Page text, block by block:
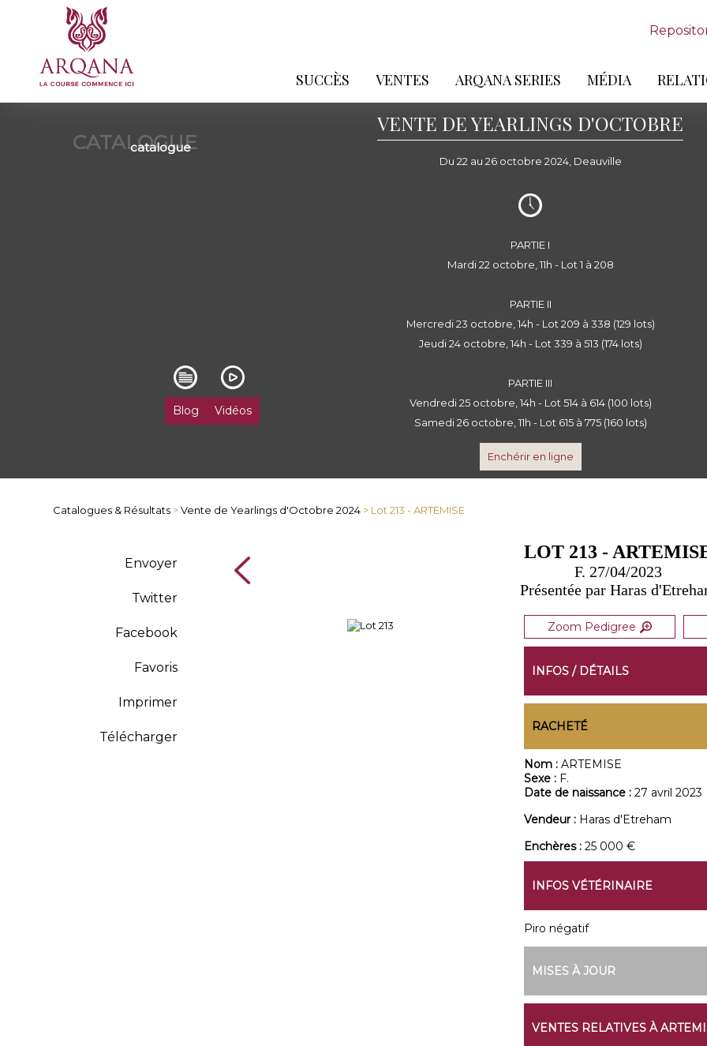
SUCCÈS VENTES ARQANA SERIES MÉDIA
CATALOGUE
catalogue
VENTE DE YEARLINGS D'OCTOBRE
Du 22 au 26 octobre 2024, Deauville
Blog Vidéos
PARTIE I
Mardi 22 octobre, 11h - Lot 1 à 208
PARTIE II
Mercredi 23 octobre, 14h - Lot 209 à 338 (129 lots)
Jeudi 24 octobre, 14h - Lot 339 à 513 (174 lots)
PARTIE III
Vendredi 25 octobre, 14h - Lot 514 à 614 (100 lots)
Samedi 26 octobre, 11h - Lot 615 à 775 (160 lots)
Enchérir en ligne
Catalogues & Résultats >Vente de Yearlings d'Octobre 2024 > Lot 213 - ARTEMISE
Envoyer
Twitter
Facebook
Favoris
Imprimer
Télécharger
LOT 213 -
F. 27/04/2023
Présentée par Haras
Zoom Pedigree
INFOS / DÉTAILS
RACHETÉ
Nom : ARTEMISE
Sexe : F.
Date de naissance : 27 avril 2023
Vendeur : Haras d'Etreham
Enchères : 25 000 €
INFOS VÉTÉRINAIRE
Piro négatif
MISES À JOUR
VENTES RELATIVES À